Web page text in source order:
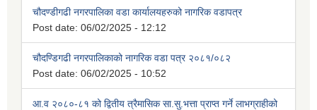
चौदण्डीगढी नगरपालिका वडा कार्यालयहरुको नागरिक वडापत्र
Post date: 06/02/2025 - 12:12
चौदण्डिगढी नगरपालिकाको नागरिक वडा पत्र २०८१/०८२
Post date: 06/02/2025 - 10:52
आ.व २०८०-८१ को द्वितीय त्रैमासिक सा.सु.भत्ता प्राप्त गर्ने लाभग्राहीको